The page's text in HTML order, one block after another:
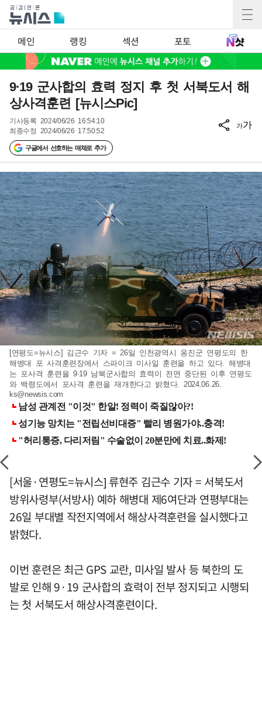
메인 랭킹 섹션 포토
9·19 군사합의 효력 정지 후 첫 서북도서 해
상사격훈련 [뉴시스Pic]
기사등록 2024/06/26 16:54:10
최종수정 2024/06/26 17:50:52
구글에서 선호하는 매체로 추가
가가
[연평도=뉴시스] 김근수 기자 = 26일 인천광역시 옹진군 연평도의 한
해병대 포 사격훈련장에서 스파이크 미사일 훈련을 하고 있다. 해병대
는 포사격 훈련을 9·19 남북군사합의 효력이 전면 중단된 이후 연평도
와 백령도에서 포사격 훈련을 재개한다고 밝혔다. 2024.06.26.
ks@newsis.com
[서울·연평도=뉴시스] 류현주 김근수 기자 = 서북도서
방위사령부(서방사) 예하 해병대 제6여단과 연평부대는
26일 부대별 작전지역에서 해상사격훈련을 실시했다고
밝혔다.
이번 훈련은 최근 GPS 교란, 미사일 발사 등 북한의 도
발로 인해 9·19 군사합의 효력이 전부 정지되고 시행되
는 첫 서북도서 해상사격훈련이다.